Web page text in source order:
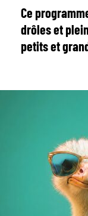
Ce
drôles et
petits et